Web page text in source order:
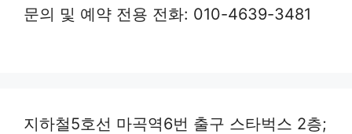
문의 및 예약 전용 전화: 010-4639-3481
지하철5호선 마곡역6번 출구 스타벅스 2층;